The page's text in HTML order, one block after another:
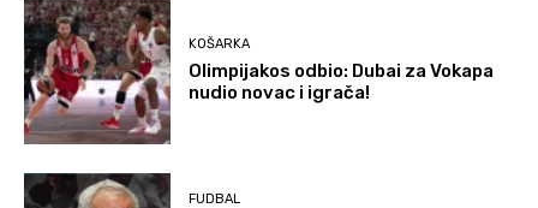
KOŠARKA
Olimpijakos odbio: Dubai za Vokapa
nudio novac i igrača!
FUDBAL